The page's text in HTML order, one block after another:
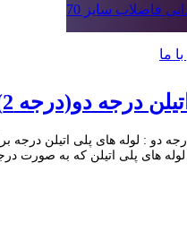
فاضلاب سایز 70
ما
درجه دو(درجه 2)
دو : لوله های پلی اتیلن درجه
های پلی اتیلن که به صورت